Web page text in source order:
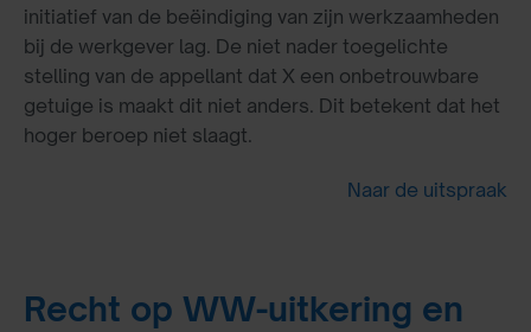
initiatief van de beëindiging van zijn werkzaamheden
bij de werkgever lag. De niet nader toegelichte
stelling van de appellant dat X een onbetrouwbare
getuige is maakt dit niet anders. Dit betekent dat het
hoger beroep niet slaagt.
Naar de uitspraak
Recht op WW-uitkering en